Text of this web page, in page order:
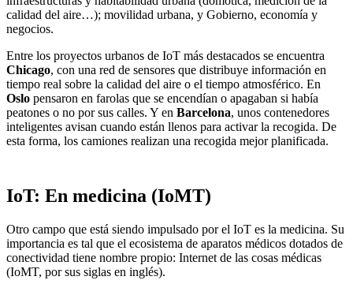
calidad del aire…); movilidad urbana, y Gobierno, economía y
negocios.
Entre los proyectos urbanos de IoT más destacados se encuentra
Chicago, con una red de sensores que distribuye información en
tiempo real sobre la calidad del aire o el tiempo atmosférico. En
Oslo pensaron en farolas que se encendían o apagaban si había
peatones o no por sus calles. Y en Barcelona, unos contenedores
inteligentes avisan cuando están llenos para activar la recogida. De
esta forma, los camiones realizan una recogida mejor planificada.
IoT: En medicina (IoMT)
Otro campo que está siendo impulsado por el IoT es la medicina. Su
importancia es tal que el ecosistema de aparatos médicos dotados de
conectividad tiene nombre propio: Internet de las cosas médicas
(IoMT, por sus siglas en inglés).